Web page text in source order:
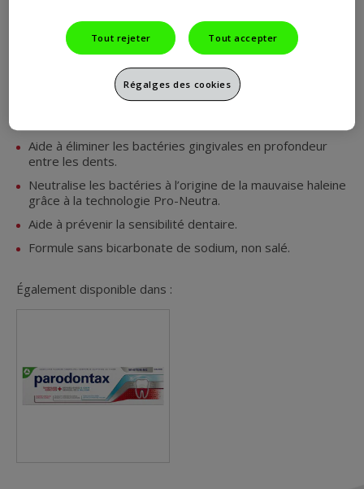
Est cliniquement prouvé efficace
pour des gencives saines, contre les
dents sensibles et la mauvaise
Aide à éliminer les bactéries gingivales en profondeur
entre les dents.
Neutralise les bactéries à l’origine de la mauvaise haleine
grâce à la technologie Pro-Neutra.
Aide à prévenir la sensibilité dentaire.
Formule sans bicarbonate de sodium, non salé.
Également disponible dans :
Tout rejeter Tout accepter
Régalges des cookies